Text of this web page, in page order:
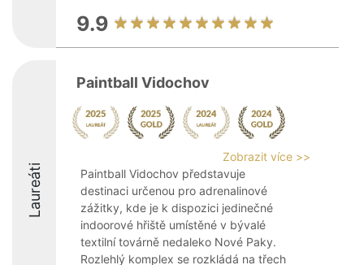
9.9
Laureáti
Paintball Vidochov
Zobrazit více >>
Paintball Vidochov představuje
destinaci určenou pro adrenalinové
zážitky, kde je k dispozici jedinečné
indoorové hřiště umístěné v bývalé
textilní továrně nedaleko Nové Paky.
Rozlehlý komplex se rozkládá na třech